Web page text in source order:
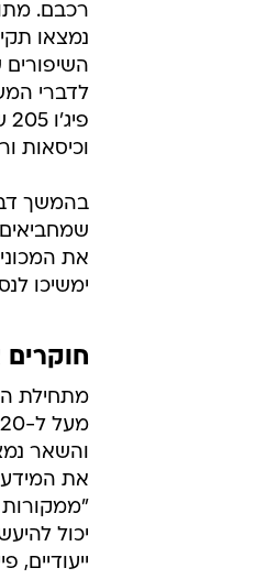
רכבם.
נמצאו
השיפורים
וכיסאות
בהמשך
את
ימשיכו
חוקרים
מתחילת
והשאר
את המידע
"ממקורות
יכול
ייעודיים,